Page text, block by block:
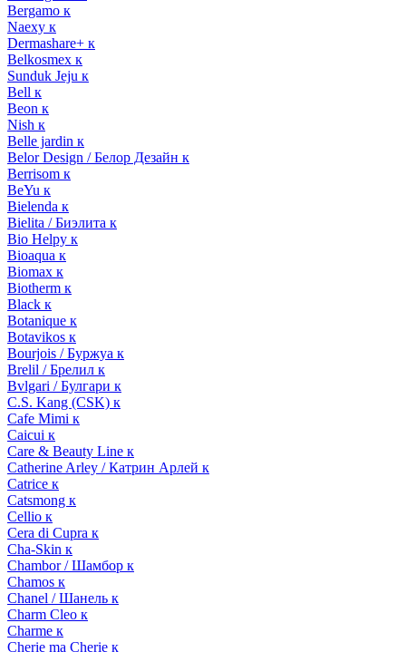
Bergamo к
Naexy к
Dermashare+ к
Belkosmex к
Sunduk Jeju к
Bell к
Beon к
Nish к
Belle jardin к
Belor Design / Белор Дезайн к
Berrisom к
BeYu к
Bielenda к
Bielita / Биэлита к
Bio Helpy к
Bioaqua к
Biomax к
Biotherm к
Black к
Botanique к
Botavikos к
Bourjois / Буржуа к
Brelil / Брелил к
Bvlgari / Булгари к
C.S. Kang (CSK) к
Cafe Mimi к
Caicui к
Care & Beauty Line к
Catherine Arley / Катрин Арлей к
Catrice к
Catsmong к
Cellio к
Cera di Cupra к
Cha-Skin к
Chambor / Шамбор к
Chamos к
Chanel / Шанель к
Charm Cleo к
Charme к
Cherie ma Cherie к